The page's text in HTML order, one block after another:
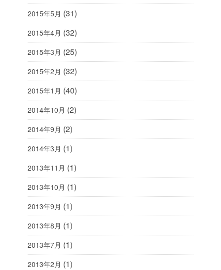
2015年5月 (31)
2015年4月 (32)
2015年3月 (25)
2015年2月 (32)
2015年1月 (40)
2014年10月 (2)
2014年9月 (2)
2014年3月 (1)
2013年11月 (1)
2013年10月 (1)
2013年9月 (1)
2013年8月 (1)
2013年7月 (1)
2013年2月 (1)